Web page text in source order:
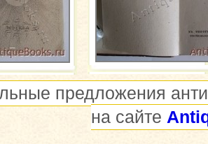
предложения
на сайте